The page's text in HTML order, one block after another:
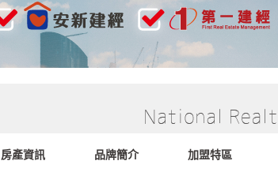
房產資訊 品牌簡介 加盟特區